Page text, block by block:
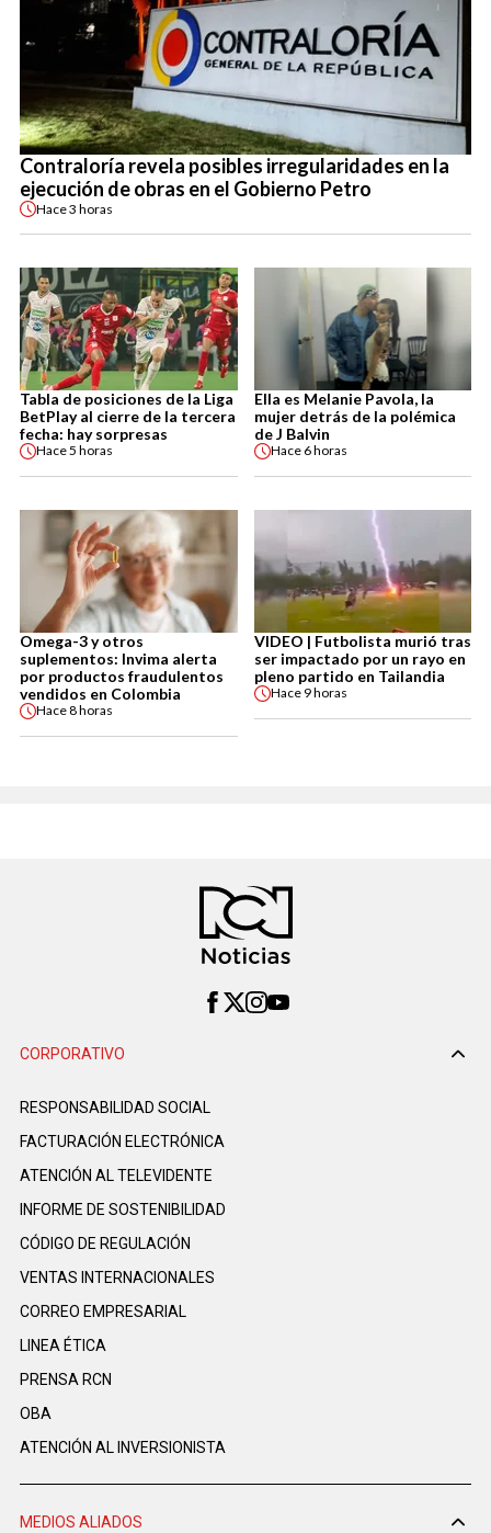
Contraloría revela posibles irregularidades en la
ejecución de obras en el Gobierno Petro
Hace3 horas
Tabla de posiciones de la Liga
BetPlay al cierre de la tercera
fecha: hay sorpresas
Hace5 horas
Ella es Melanie Pavola, la
mujer detrás de la polémica
de J Balvin
Hace 6 horas
Omega-3 y otros
suplementos: Invima alerta
por productos fraudulentos
vendidos en Colombia
Hace8 horas
VIDEO | Futbolista murió tras
ser impactado por un rayo en
pleno partido en Tailandia
Hace 9 horas
CORPORATIVO
RESPONSABILIDAD SOCIAL
FACTURACIÓN ELECTRÓNICA
ATENCIÓN AL TELEVIDENTE
INFORME DE SOSTENIBILIDAD
CÓDIGO DE REGULACIÓN
VENTAS INTERNACIONALES
CORREO EMPRESARIAL
LINEA ÉTICA
PRENSA RCN
OBA
ATENCIÓN AL INVERSIONISTA
MEDIOS ALIADOS